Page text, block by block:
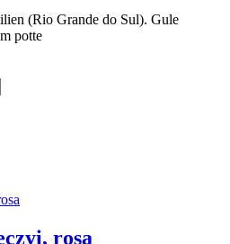
(Rio Grande do Sul). Gule
potte
rosa